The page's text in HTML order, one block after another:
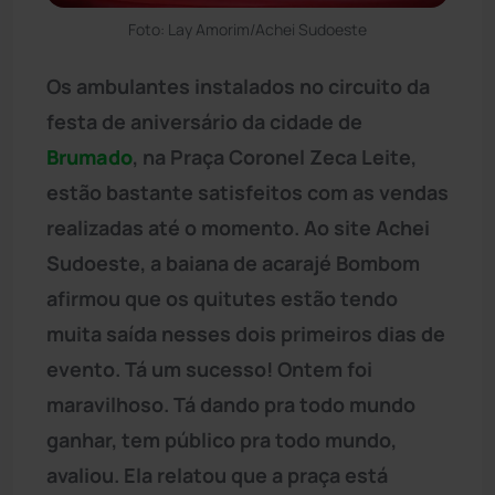
Foto: Lay Amorim/Achei Sudoeste
Os ambulantes instalados no circuito da
festa de aniversário da cidade de
Brumado, na Praça Coronel Zeca Leite,
estão bastante satisfeitos com as vendas
realizadas até o momento. Ao site Achei
Sudoeste, a baiana de acarajé Bombom
afirmou que os quitutes estão tendo
muita saída nesses dois primeiros dias de
evento. Tá um sucesso! Ontem foi
maravilhoso. Tá dando pra todo mundo
ganhar, tem público pra todo mundo,
avaliou. Ela relatou que a praça está